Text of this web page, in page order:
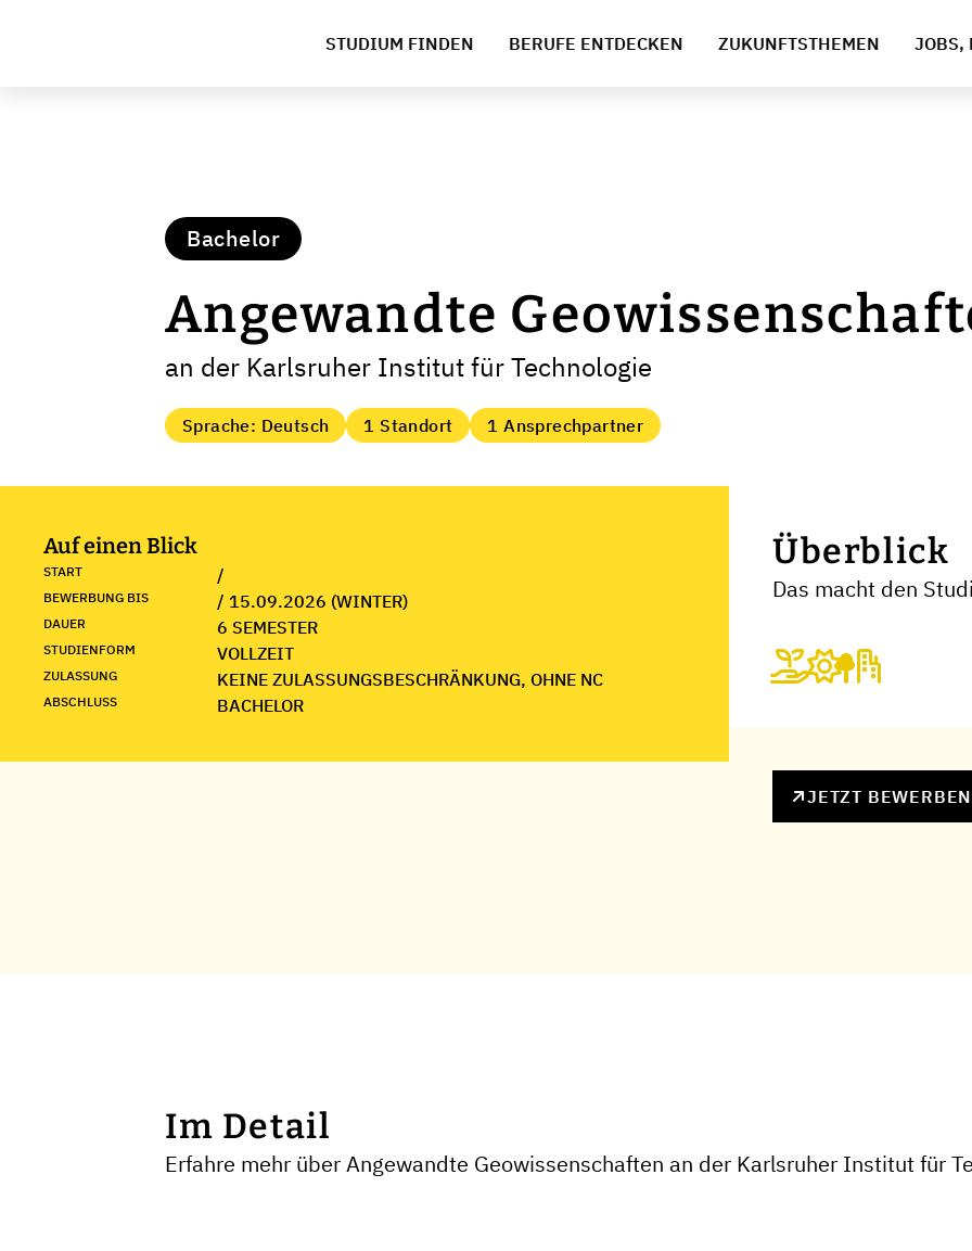
STUDIUM FINDEN BERUFE ENTDECKEN ZUKUNFTSTHEMEN JOBS,
Bachelor
Angewandte
an der Karlsruher Institut für Technologie
Sprache: Deutsch 1 Standort 1 Ansprechpartner
Auf einen Blick
START /
BEWERBUNG BIS / 15.09.2026 (WINTER)
DAUER 6 SEMESTER
STUDIENFORM VOLLZEIT
ZULASSUNG KEINE ZULASSUNGSBESCHRÄNKUNG, OHNE NC
ABSCHLUSS BACHELOR
Überblick
Das macht den
JETZT BEWERBEN
Im Detail
Erfahre mehr über Angewandte Geowissenschaften an der Karlsruher Institut für